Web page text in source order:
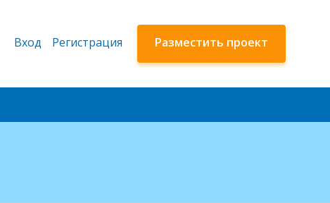
Вход Регистрация Разместить проект